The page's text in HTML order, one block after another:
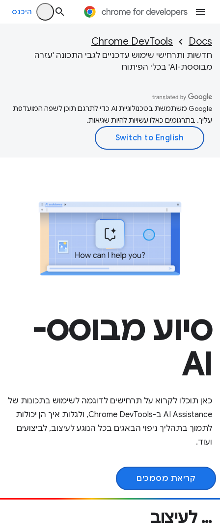
היכנס
Docs
Chrome DevTools
חדשות ותרחישי שימוש עדכניים לגבי התכונה 'עזרה
מבוססת-AI' בכלי הפיתוח
‫Google משתמשת בטכנולוגיית AI כדי לתרגם תוכן לשפה המועדפת
עליך. בתרגומים כאלו עשויות להיות שגיאות.
סיוע מבוסס-
AI
כאן תוכלו לקרוא על תרחישים לדוגמה לשימוש בתכונות של
AI Assistance ב-Chrome DevTools, ולגלות איך הן יכולות
לתמוך בתהליך ניפוי הבאגים בכל הנוגע לעיצוב, לביצועים
ועוד.
קריאת מסמכים
… לעיצוב